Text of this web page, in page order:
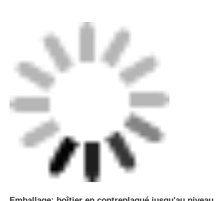
Emballage: boîtier en contreplaqué jusqu'au niveau
d'exportation pour les machines, carton standard
pour les pièces mineures.
Expédition: expédition maritime standard,
expédition terrestre et aérienne disponible.